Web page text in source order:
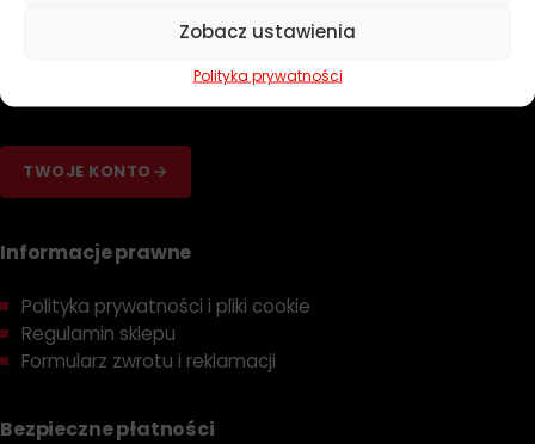
Zobacz ustawienia
Polityka prywatności
TWOJE KONTO
Informacje prawne
Polityka prywatności i pliki cookie
Regulamin sklepu
Formularz zwrotu i reklamacji
Bezpieczne płatności